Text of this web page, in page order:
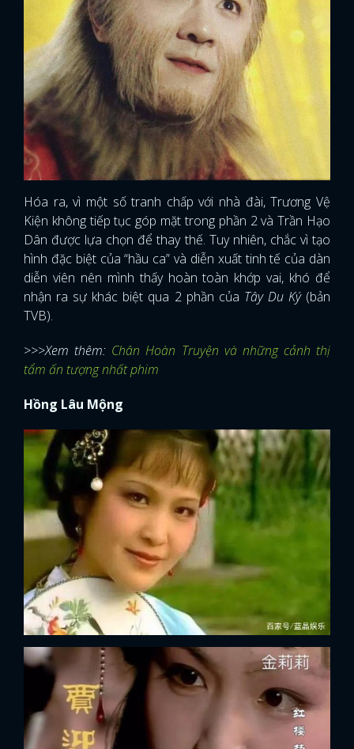
Hóa ra, vì một số tranh chấp với nhà đài, Trương Vệ
Kiện không tiếp tục góp mặt trong phần 2 và Trần Hạo
Dân được lựa chọn để thay thế. Tuy nhiên, chắc vì tạo
hình đặc biệt của “hầu ca” và diễn xuất tinh tế của dàn
diễn viên nên mình thấy hoàn toàn khớp vai, khó để
nhận ra sự khác biệt qua 2 phần của Tây Du Ký(bản
TVB).
>>>Xem thêm: Chân Hoàn Truyện và những cảnh thị
tẩm ấn tượng nhất phim
Hồng Lâu Mộng